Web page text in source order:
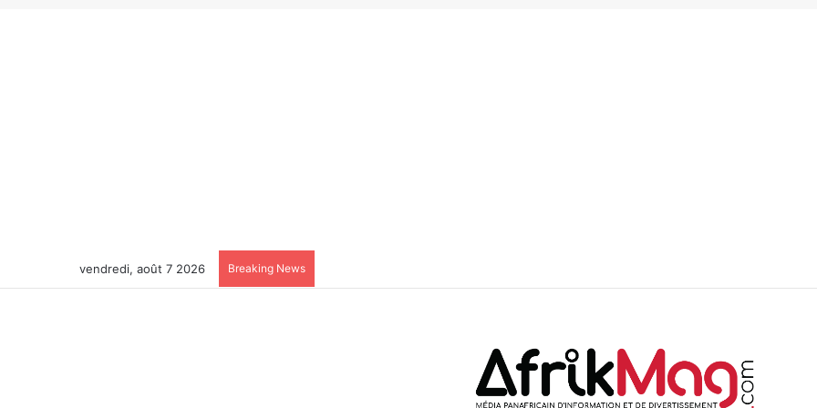
vendredi, août 7 2026 Breaking News